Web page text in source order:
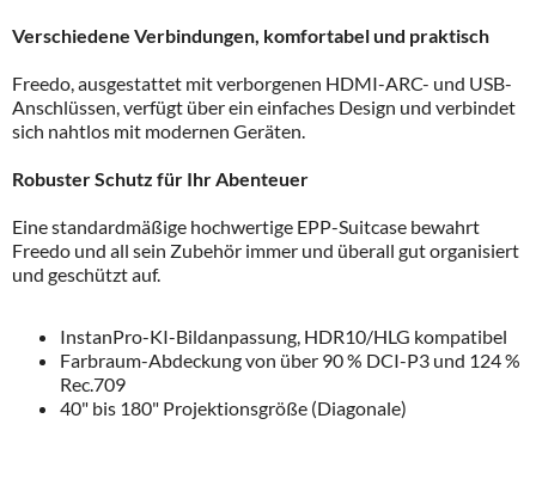
Verschiedene Verbindungen, komfortabel und praktisch
Freedo, ausgestattet mit verborgenen HDMI-ARC- und USB-
Anschlüssen, verfügt über ein einfaches Design und verbindet
sich nahtlos mit modernen Geräten.
Robuster Schutz für Ihr Abenteuer
Eine standardmäßige hochwertige EPP-Suitcase bewahrt
Freedo und all sein Zubehör immer und überall gut organisiert
und geschützt auf.
InstanPro-KI-Bildanpassung, HDR10/HLG kompatibel
Farbraum-Abdeckung von über 90 % DCI-P3 und 124 %
Rec.709
40" bis 180" Projektionsgröße (Diagonale)